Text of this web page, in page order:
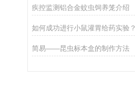
疾控监测铝合金蚊虫饲养笼介绍
如何成功进行小鼠灌胃给药实验？
简易——昆虫标本盒的制作方法